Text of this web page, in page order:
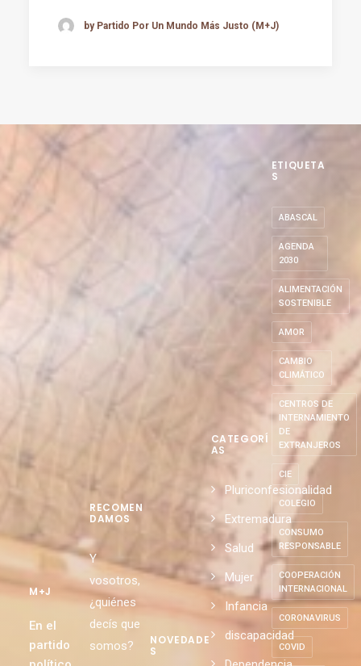
by Partido Por Un Mundo Más Justo (M+J)
M+J
En el
partido
RECOMEN
DAMOS
Y
vosotros,
¿quiénes
decís que
somos?
NOVEDADE
S
CATEGORÍ
AS
Pluriconfesionalidad
Extremadura
Salud
Mujer
Infancia
discapacidad
ETIQUETA
S
ABASCAL
AGENDA
2030
ALIMENTACIÓN
SOSTENIBLE
AMOR
CAMBIO
CLIMÁTICO
CENTROS DE
INTERNAMIENTO
DE
EXTRANJEROS
CIE
COLEGIO
CONSUMO
RESPONSABLE
COOPERACIÓN
INTERNACIONAL
CORONAVIRUS
COVID